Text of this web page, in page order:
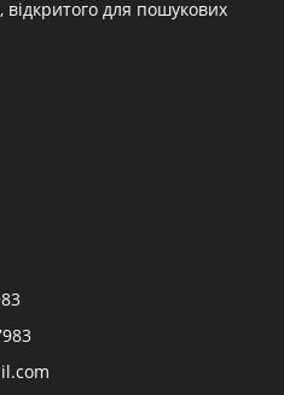
відкритого для пошукових